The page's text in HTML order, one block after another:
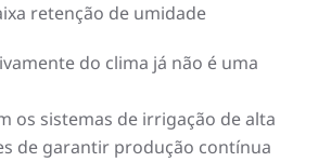
retenção de umidade
do clima já não é uma
os sistemas de irrigação de alta
de garantir produção contínua